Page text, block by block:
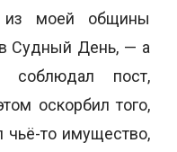
из моей общины
в Судный День, — а
соблюдал пост,
оскорбил того,
чьё-то имущество,